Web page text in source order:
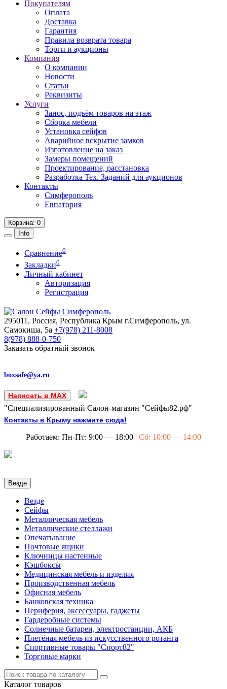
Покупателям
Оплата
Доставка
Гарантия
Правила возврата товара
Торги и аукционы
Компания
О компании
Новости
Статьи
Реквизиты
Услуги
Занос, подъём товаров на этаж
Сборка мебели
Установка сейфов
Аварийное вскрытие замков
Изготовление на заказ
Замеры помещений
Проектирование, расстановка
Разработка Тех. Заданий для аукционов
Контакты
Симферополь
Евпатория
Корзина: 0
Info
Сравнение0
Закладки0
Личный кабинет
Авторизация
Регистрация
295011, Россия, Республика Крым г.Симферополь, ул.
Самокиша, 5а +7(978) 211-8008
8(978) 888-0-750
Заказать обратный звонок
boxsafe@ya.ru
Написать в MAX
"Специализированный Салон-магазин "Сейфы82.рф"
Контакты в Крыму нажмите сюда!
Работаем: Пн-Пт: 9:00 — 18:00 | Сб: 10:00 — 14:00
Везде
Везде
Сейфы
Металлическая мебель
Металлические стеллажи
Опечатывание
Почтовые ящики
Ключницы настенные
Кэшбоксы
Медицинская мебель и изделия
Производственная мебель
Офисная мебель
Банковская техника
Периферия, аксессуары, гаджеты
Гардеробные системы
Солнечные батареи, электростанции, АКБ
Плетёная мебель из искусственного ротанга
Спортивные товары "Спорт82"
Торговые марки
Каталог товаров